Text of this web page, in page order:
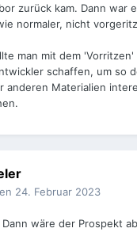
zurück kam. Dann war
normaler, nicht
man mit dem
schaffen, um so
anderen Materialien
24. Februar 2023
wäre der Prospekt